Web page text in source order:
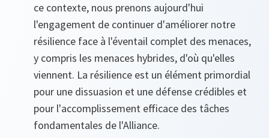
ce contexte, nous prenons aujourd'hui
l'engagement de continuer d'améliorer notre
résilience face à l'éventail complet des menaces,
y compris les menaces hybrides, d'où qu'elles
viennent. La résilience est un élément primordial
pour une dissuasion et une défense crédibles et
pour l'accomplissement efficace des tâches
fondamentales de l'Alliance.